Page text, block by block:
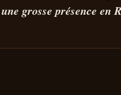
une grosse présence en